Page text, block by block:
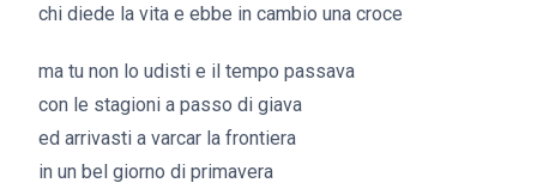
chi diede la vita e ebbe in cambio una croce
ma tu non lo udisti e il tempo passava
con le stagioni a passo di giava
ed arrivasti a varcar la frontiera
in un bel giorno di primavera